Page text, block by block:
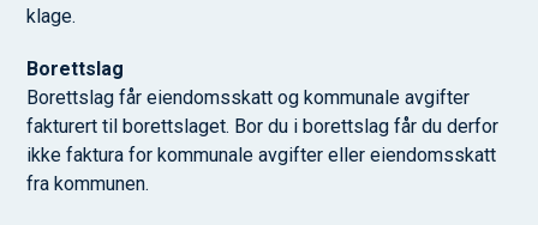
klage.
Borettslag
Borettslag får eiendomsskatt og kommunale avgifter
fakturert til borettslaget. Bor du i borettslag får du derfor
ikke faktura for kommunale avgifter eller eiendomsskatt
fra kommunen.